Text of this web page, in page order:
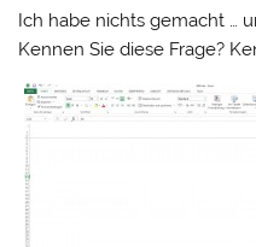
Ich habe nichts gemacht …
Kennen Sie diese Frage?